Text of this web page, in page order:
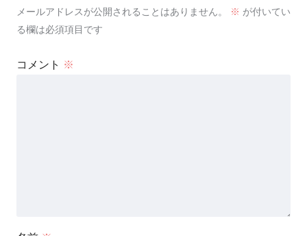
メールアドレスが公開されることはありません。 ※ が付いてい
る欄は必須項目です
コメント ※